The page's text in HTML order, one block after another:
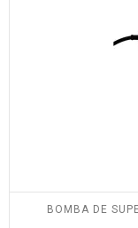
BOMBA DE